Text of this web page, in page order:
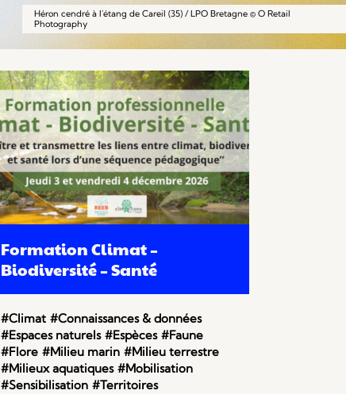
Héron cendré à l'étang de Careil (35) / LPO Bretagne © O Retail
Photography
Formation Climat –
Biodiversité – Santé
#Climat #Connaissances & données
#Espaces naturels #Espèces #Faune
#Flore #Milieu marin #Milieu terrestre
#Milieux aquatiques #Mobilisation
#Sensibilisation #Territoires